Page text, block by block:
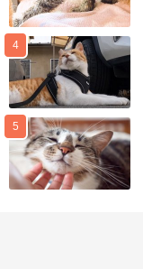
4
5